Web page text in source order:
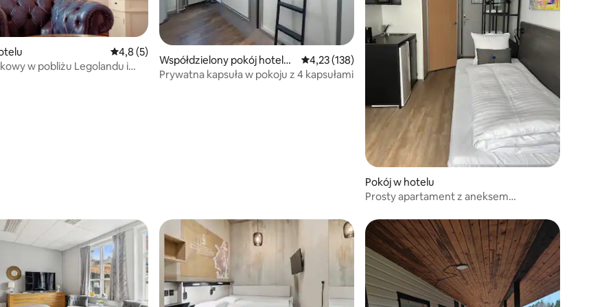
5, liczba recenzji: 4
Średnia ocena: 4,8 na 5, liczba recenzji: 5
4,8 (5)
w pobliżu Legolandu i
Współdzielony pokój hotelo
wy
Średnia ocena: 4,23 na 5, liczba recenzji: 138
4,23 (138)
Prywatna kapsuła w pokoju z 4 kapsułami
Pokój w hotelu
Prosty apartament z aneksem